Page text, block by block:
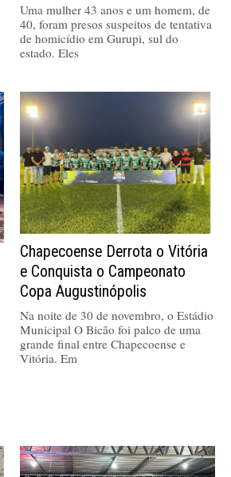
Uma mulher 43 anos e um homem, de
40, foram presos suspeitos de tentativa
de homicídio em Gurupi, sul do
estado. Eles
Chapecoense Derrota o Vitória
e Conquista o Campeonato
Copa Augustinópolis
Na noite de 30 de novembro, o Estádio
Municipal O Bicão foi palco de uma
grande final entre Chapecoense e
Vitória. Em